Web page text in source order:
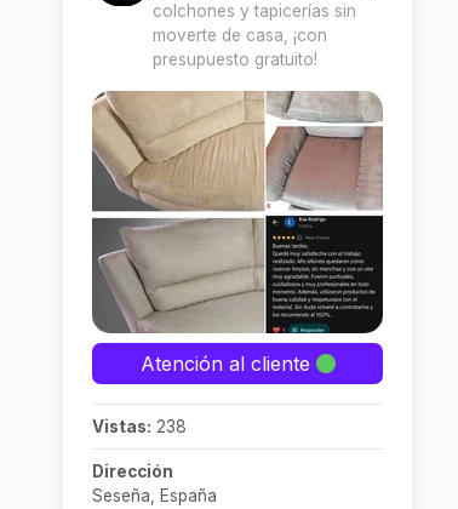
colchones y tapicerías sin
moverte de casa, ¡con
presupuesto gratuito!
Atención al cliente
Vistas: 238
Dirección
Seseña, España